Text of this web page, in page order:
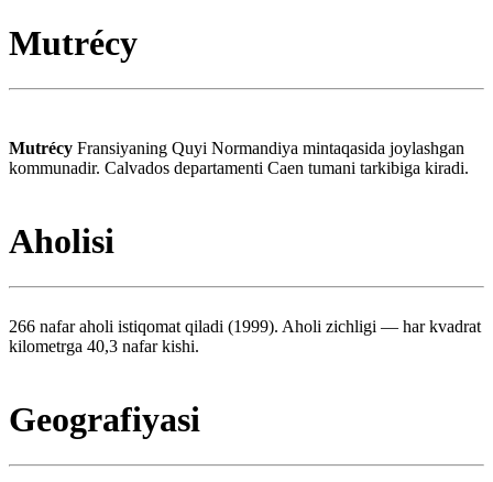
Mutrécy
Mutrécy Fransiyaning Quyi Normandiya mintaqasida joylashgan
kommunadir. Calvados departamenti Caen tumani tarkibiga kiradi.
Aholisi
266 nafar aholi istiqomat qiladi (1999). Aholi zichligi — har kvadrat
kilometrga 40,3 nafar kishi.
Geografiyasi